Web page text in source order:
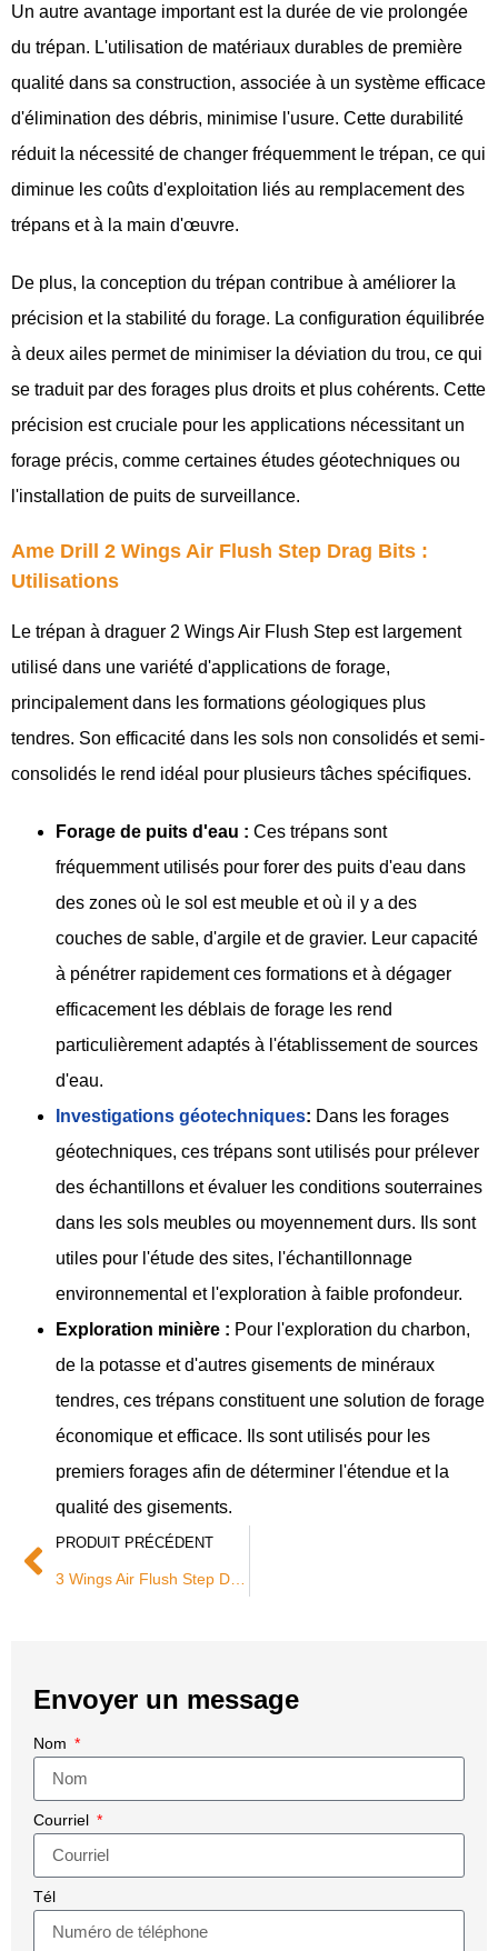
Un autre avantage important est la durée de vie prolongée
du trépan. L'utilisation de matériaux durables de première
qualité dans sa construction, associée à un système efficace
d'élimination des débris, minimise l'usure. Cette durabilité
réduit la nécessité de changer fréquemment le trépan, ce qui
diminue les coûts d'exploitation liés au remplacement des
trépans et à la main d'œuvre.
De plus, la conception du trépan contribue à améliorer la
précision et la stabilité du forage. La configuration équilibrée
à deux ailes permet de minimiser la déviation du trou, ce qui
se traduit par des forages plus droits et plus cohérents. Cette
précision est cruciale pour les applications nécessitant un
forage précis, comme certaines études géotechniques ou
l'installation de puits de surveillance.
Ame Drill 2 Wings Air Flush Step Drag Bits :
Utilisations
Le trépan à draguer 2 Wings Air Flush Step est largement
utilisé dans une variété d'applications de forage,
principalement dans les formations géologiques plus
tendres. Son efficacité dans les sols non consolidés et semi-
consolidés le rend idéal pour plusieurs tâches spécifiques.
Forage de puits d'eau : Ces trépans sont
fréquemment utilisés pour forer des puits d'eau dans
des zones où le sol est meuble et où il y a des
couches de sable, d'argile et de gravier. Leur capacité
à pénétrer rapidement ces formations et à dégager
efficacement les déblais de forage les rend
particulièrement adaptés à l'établissement de sources
d'eau.
Investigations géotechniques: Dans les forages
géotechniques, ces trépans sont utilisés pour prélever
des échantillons et évaluer les conditions souterraines
dans les sols meubles ou moyennement durs. Ils sont
utiles pour l'étude des sites, l'échantillonnage
environnemental et l'exploration à faible profondeur.
Exploration minière : Pour l'exploration du charbon,
de la potasse et d'autres gisements de minéraux
tendres, ces trépans constituent une solution de forage
économique et efficace. Ils sont utilisés pour les
premiers forages afin de déterminer l'étendue et la
qualité des gisements.
PRODUIT PRÉCÉDENT
Envoyer un message
Nom
Courriel
Tél